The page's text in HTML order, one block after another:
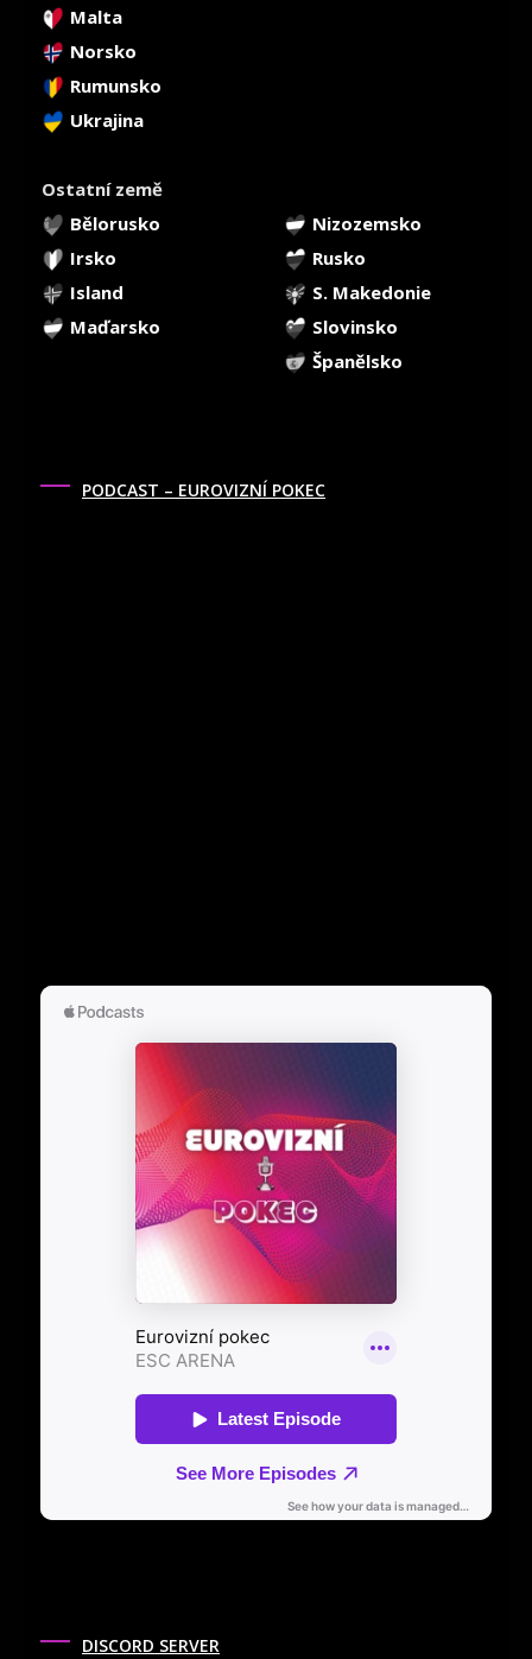
Malta
Norsko
Rumunsko
Ukrajina
Ostatní země
Bělorusko
Nizozemsko
Irsko
Rusko
Island
S. Makedonie
Maďarsko
Slovinsko
Španělsko
PODCAST – EUROVIZNÍ POKEC
DISCORD SERVER